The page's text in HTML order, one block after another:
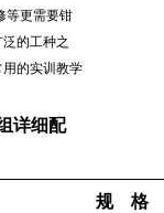
等更需要钳
的工种之
的实训教学
详细配
规 格